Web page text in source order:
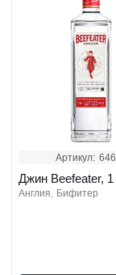
Артикул:
Джин Beefeater, 1
англия бифитер